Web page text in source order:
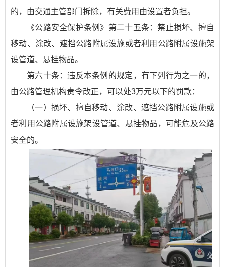
的，由交通主管部门拆除，有关费用由设置者负担。
《公路安全保护条例》第二十五条：禁止损坏、擅自
移动、涂改、遮挡公路附属设施或者利用公路附属设施架
设管道、悬挂物品。
第六十条：违反本条例的规定，有下列行为之一的，
由公路管理机构责令改正，可以处3万元以下的罚款：
（一）损坏、擅自移动、涂改、遮挡公路附属设施或
者利用公路附属设施架设管道、悬挂物品，可能危及公路
安全的。